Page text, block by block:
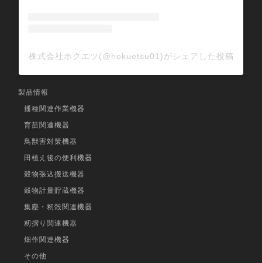
株式会社ホクエツ(@hokuetsu01)がシェアした投稿
製品情報
播種関連作業機器
育苗関連機器
鳥獣害対策機器
田植え後の便利機器
穀物張込搬送機器
穀物計量貯蔵機器
集塵・籾殻関連機器
籾摺り関連機器
畑作関連機器
その他